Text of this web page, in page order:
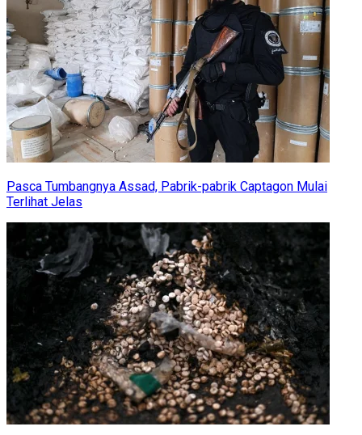
Pasca Tumbangnya Assad, Pabrik-pabrik Captagon Mulai
Terlihat Jelas